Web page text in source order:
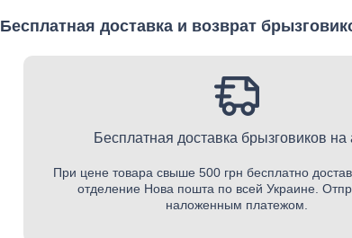
Бесплатная доставка и возврат
Бесплатная доставка брызговиков на
При цене товара свыше 500 грн бесплатно
отделение Нова пошта по всей Украине.
наложенным платежом.